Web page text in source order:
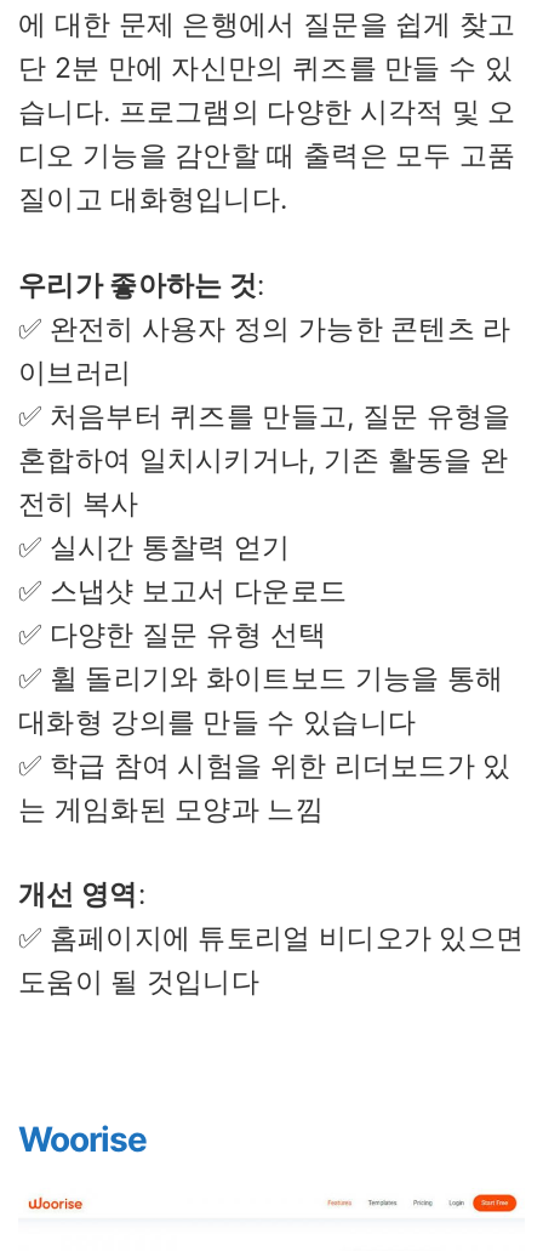
에 대한 문제 은행에서 질문을 쉽게 찾고
단 2분 만에 자신만의 퀴즈를 만들 수 있
습니다. 프로그램의 다양한 시각적 및 오
디오 기능을 감안할 때 출력은 모두 고품
질이고 대화형입니다.
우리가 좋아하는 것:
✅ 완전히 사용자 정의 가능한 콘텐츠 라
이브러리
✅ 처음부터 퀴즈를 만들고, 질문 유형을
혼합하여 일치시키거나, 기존 활동을 완
전히 복사
✅ 실시간 통찰력 얻기
✅ 스냅샷 보고서 다운로드
✅ 다양한 질문 유형 선택
✅ 휠 돌리기와 화이트보드 기능을 통해
대화형 강의를 만들 수 있습니다
✅ 학급 참여 시험을 위한 리더보드가 있
는 게임화된 모양과 느낌
개선 영역:
✅ 홈페이지에 튜토리얼 비디오가 있으면
도움이 될 것입니다
Woorise